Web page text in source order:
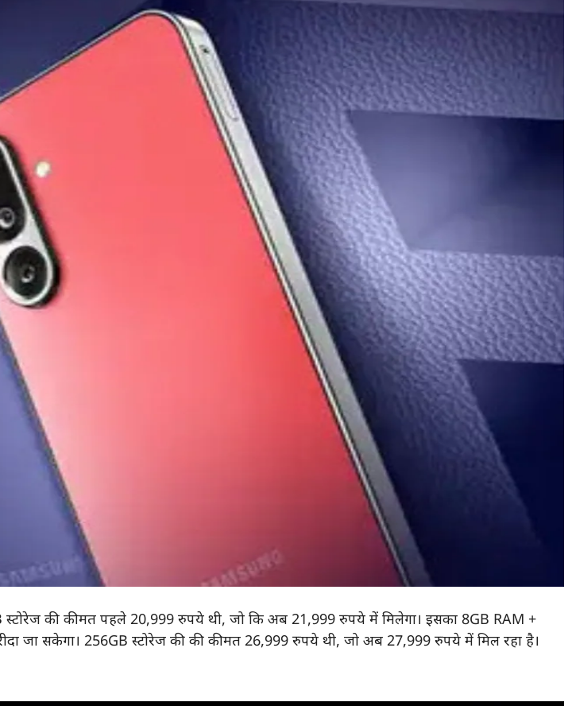
की कीमत पहले 20,999 रुपये थी, जो कि अब 21,999 रुपये में मिलेगा। इसका 8GB RAM +
जा सकेगा। 256GB स्टोरेज की की कीमत 26,999 रुपये थी, जो अब 27,999 रुपये में मिल रहा है।